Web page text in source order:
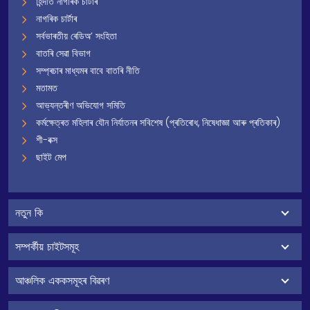
নাগৰিক চাৰ্টাৰ
সৰ্বভাৰতীয় ৰেডিঅ’ সংহিতা
বাতৰি সেৱা বিভাগ
সম্প্ৰচাৰ মাধ্যমৰ বাবে বাতৰি নীতি
মতামত
আভ্যন্তৰীণ অভিযোগ সমিতি
কৰ্মক্ষেত্ৰত মহিলাৰ যৌন নিৰ্যাতনৰ সবিশেষ (প্ৰতিৰোধ, নিষেধাজ্ঞা আৰু প্ৰতিকাৰ)
শী-বক্স
ছাইট মেপ
নতুন কি
সম্পৰ্কীয় চাইটসমূহ
আঞ্চলিক এককসমূহৰ বিৱৰণ